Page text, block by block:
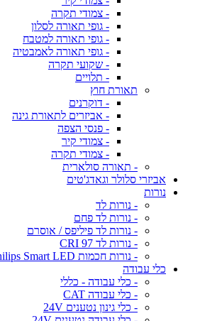
- צמודי תקרה
- גופי תאורה לסלון
- גופי תאורה למטבח
- גופי תאורה לאמבטיה
- שקועי תקרה
- תלויים
תאורת חוץ
- דוקרנים
- אביזרים לתאורת גינה
- פנסי הצפה
- צמודי קיר
- צמודי תקרה
- תאורה סולארית
אביזרי סלולר וגאדג'טים
נורות
- נורות לד
- נורות לד פחם
- נורות לד פיליפס / אוסרם
- נורות לד CRI 97
- נורות חכמות Philips Smart LED
כלי עבודה
- כלי עבודה - כללי
- כלי עבודה CAT
- כלי גינון נטענים 24V